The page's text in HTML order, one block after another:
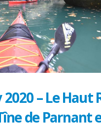
2020 – Le Haut
de Parnant